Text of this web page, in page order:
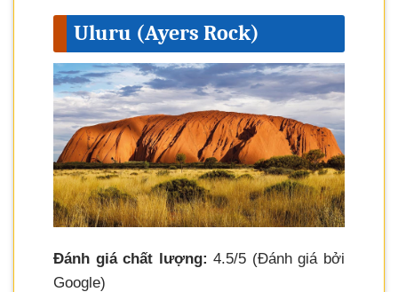
Uluru (Ayers Rock)
Đánh giá chất lượng: 4.5/5 (Đánh giá bởi
Google)